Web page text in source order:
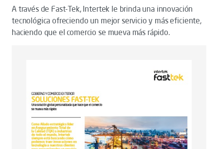
A través de Fast-Tek, Intertek le brinda una innovación
tecnológica ofreciendo un mejor servicio y más eficiente,
haciendo que el comercio se mueva más rápido.